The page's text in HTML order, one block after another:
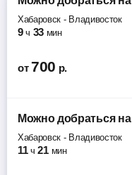
Хабаровск - Владивосток
9 ч 33 мин
от 700 р.
Можно добратьсяна
Хабаровск - Владивосток
11 ч 21 мин